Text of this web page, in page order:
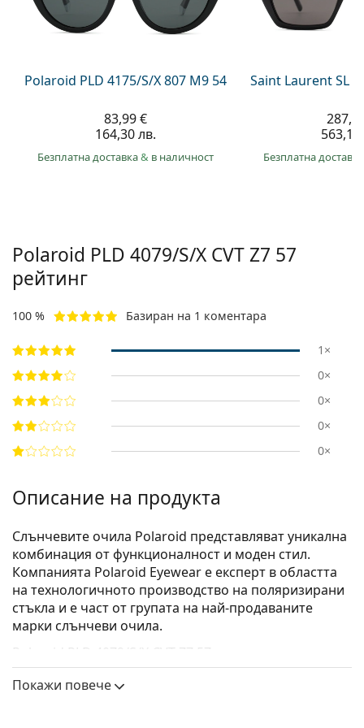
Persol
Всички марки
Polaroid PLD 4175/S/X 807 M9 54
83,99 €
164,30 лв.
Безплатна доставка& в наличност
Saint Laurent SL
Безплатна
Polaroid PLD 4079/S/X CVT Z7 57
рейтинг
100 % Базиран на 1 коментара
1×
0×
0×
0×
0×
Описание на продукта
Слънчевите очила Polaroid представляват уникална
комбинация от функционалност и моден стил.
Компанията Polaroid Eyewear е експерт в областта
на технологичното производство на поляризирани
стъкла и е част от групата на най-продаваните
марки слънчеви очила.
Polaroid PLD 4079/S/X CVT Z7 57
очила.
Покажи повече